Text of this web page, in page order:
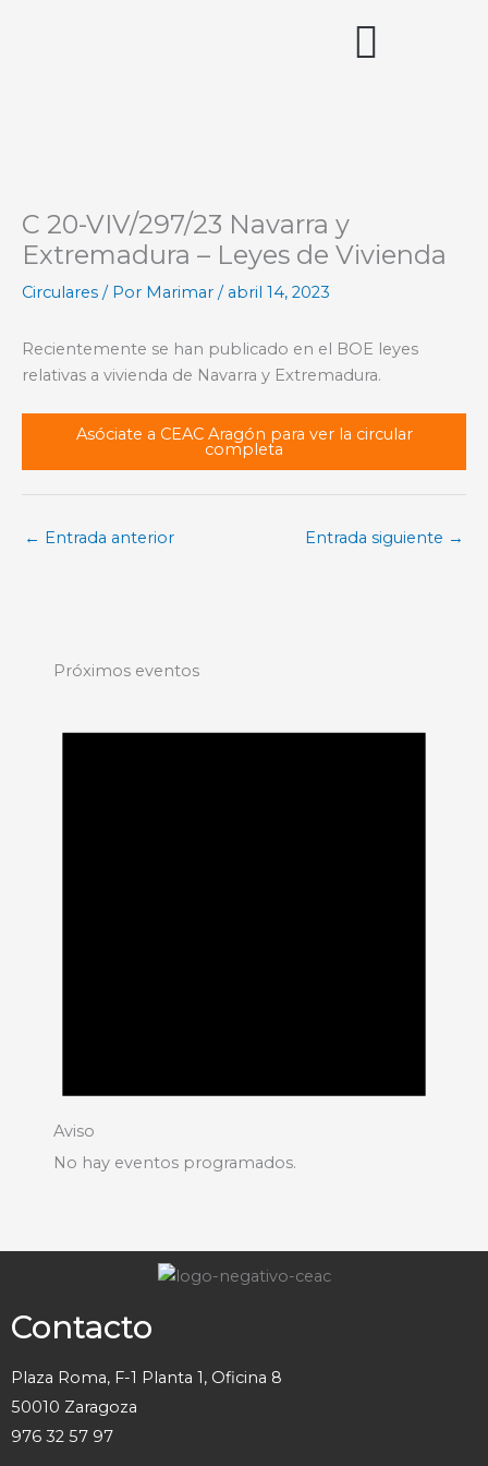
C 20-VIV/297/23 Navarra y
Extremadura – Leyes de Vivienda
Circulares / Por Marimar / abril 14, 2023
Recientemente se han publicado en el BOE leyes
relativas a vivienda de Navarra y Extremadura.
Asóciate a CEAC Aragón para ver la circular
completa
← Entrada anterior Entrada siguiente →
Próximos eventos
Aviso
No hay eventos programados.
Contacto
Plaza Roma, F-1 Planta 1, Oficina 8
50010 Zaragoza
976 32 57 97